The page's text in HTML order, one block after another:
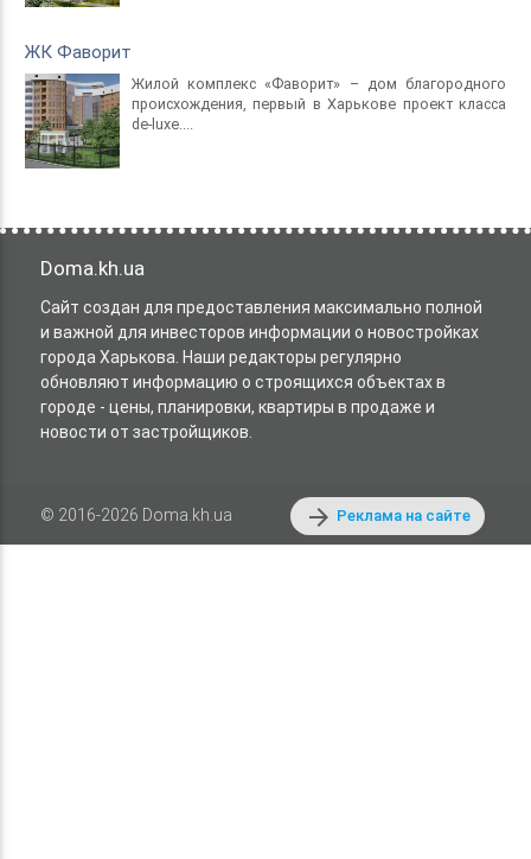
ЖК Фаворит
Жилой комплекс «Фаворит» – дом благородного
происхождения, первый в Харькове проект класса
de-luxе....
Doma.kh.ua
Сайт создан для предоставления максимально полной
и важной для инвесторов информации о новостройках
города Харькова. Наши редакторы регулярно
обновляют информацию о строящихся объектах в
городе - цены, планировки, квартиры в продаже и
новости от застройщиков.
© 2016-2026 Doma.kh.ua arrow_forward Реклама на сайте